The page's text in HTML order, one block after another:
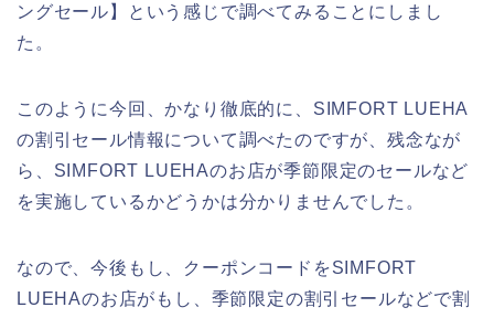
ングセール】という感じで調べてみることにしまし
た。
このように今回、かなり徹底的に、SIMFORT LUEHA
の割引セール情報について調べたのですが、残念なが
ら、SIMFORT LUEHAのお店が季節限定のセールなど
を実施しているかどうかは分かりませんでした。
なので、今後もし、クーポンコードをSIMFORT
LUEHAのお店がもし、季節限定の割引セールなどで割